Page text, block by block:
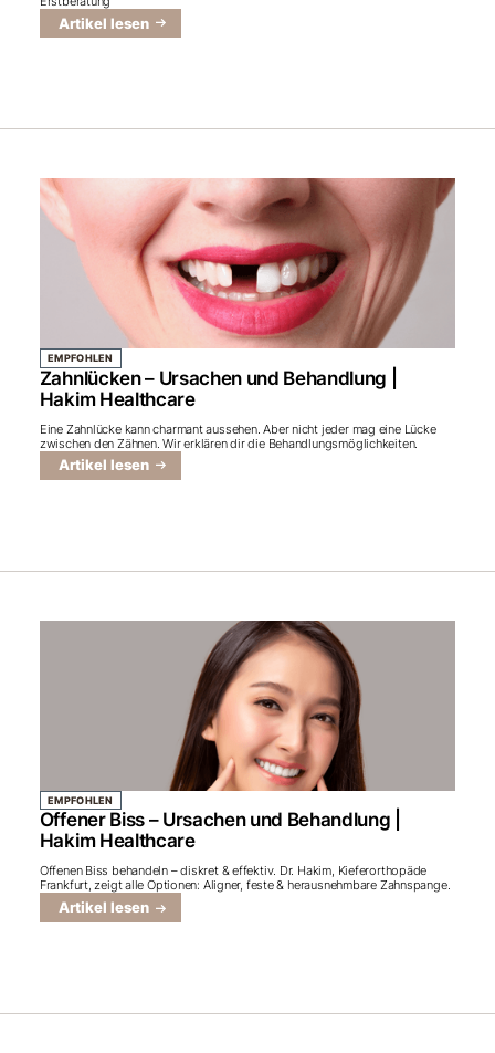
Artikel lesen
EMPFOHLEN
Zahnlücken – Ursachen und Behandlung |
Hakim Healthcare
Eine Zahnlücke kann charmant aussehen. Aber nicht jeder mag eine Lücke
zwischen den Zähnen. Wir erklären dir die Behandlungsmöglichkeiten.
Artikel lesen
EMPFOHLEN
Offener Biss – Ursachen und Behandlung |
Hakim Healthcare
Offenen Biss behandeln – diskret & effektiv. Dr. Hakim, Kieferorthopäde
Frankfurt, zeigt alle Optionen: Aligner, feste & herausnehmbare Zahnspange.
Artikel lesen